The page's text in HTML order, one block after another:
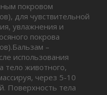
покровом
для чувствительной
увлажнения и
покрова
–
использования
тело животного,
через 5-10
Поверхность тела